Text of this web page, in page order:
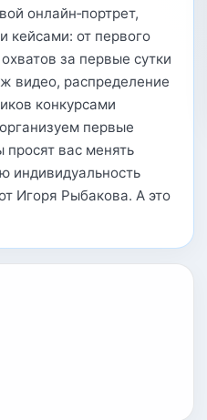
онлайн‑портрет,
кейсами: от первого
за первые сутки
видео, распределение
конкурсами
первые
вас менять
индивидуальность
Игоря Рыбакова. А это